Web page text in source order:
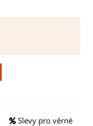
Slevy pro věrné